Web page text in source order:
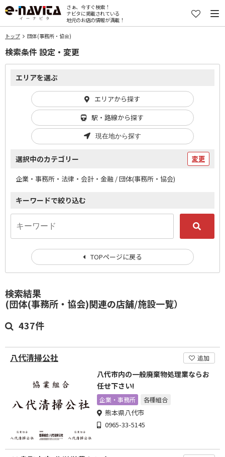
さぁ、今すぐ検索！
ナビタに掲載されている
地元のお店の情報が満載！
トップ 団体(事務所・協会)
検索結果
(団体(事務所・協会)関連の店舗/施設一覧）
437件
八代清掃公社 追加
八代市内の一般廃棄物処理業ならお
任せ下さい!
企業・事務所 各種組合
熊本県八代市
0965-33-5145
検索条件 設定・変更
エリアを選ぶ
エリアから探す
駅・路線から探す
現在地から探す
選択中のカテゴリー 変更
企業・事務所・法律・会計・金融 / 団体(事務所・協会)
キーワードで絞り込む
TOPページに戻る